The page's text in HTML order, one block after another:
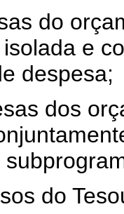
do
e
despesa;
dos
do